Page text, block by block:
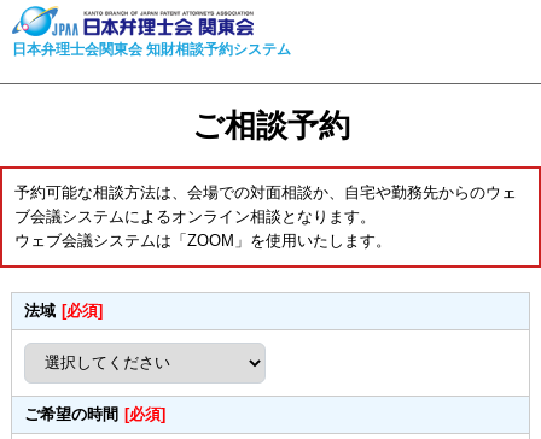
日本弁理士会関東会 知財相談予約システム
ご相談予約
予約可能な相談方法は、会場での対面相談か、自宅や勤務先からのウェ
ブ会議システムによるオンライン相談となります。
ウェブ会議システムは「ZOOM」を使用いたします。
法域 [必須]
ご希望の時間 [必須]